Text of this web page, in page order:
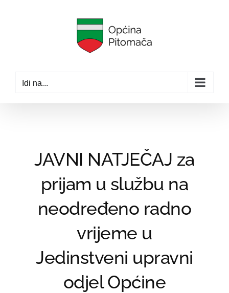
Idi na...
JAVNI NATJEČAJ za
prijam u službu na
neodređeno radno
vrijeme u
Jedinstveni upravni
odjel Općine